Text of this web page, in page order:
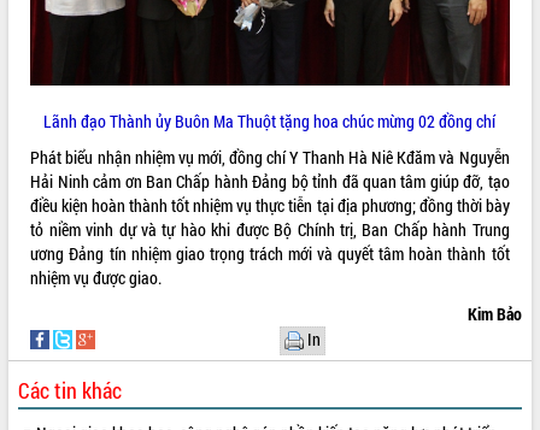
Lấy ý kiến điều chỉnh Quy hoạch tỉnh
Đắk Lắk thời kỳ 2021-2030, tầm nhìn
Phát động chiến dịch 30 ngày đêm
giải phóng mặt bằng Tuyến đường bộ
Đắk Lắk nỗ lực thúc đẩy tăng trưởng
kinh tế từ 10% trở lên trong Quý
II/2026
Đắk Lắk ký kết thỏa thuận hợp tác về
chuyển đổi số giai đoạn 2026 – 2030
Thứ trưởng Bộ Y tế làm việc với tỉnh
cho trạm y tế cấp xã
Lãnh đạo Thành ủy Buôn Ma Thuột tặng hoa chúc mừng 02 đồng chí
Phát biểu nhận nhiệm vụ mới, đồng chí Y Thanh Hà Niê Kđăm và Nguyễn
Hải Ninh cảm ơn Ban Chấp hành Đảng bộ tỉnh đã quan tâm giúp đỡ, tạo
điều kiện hoàn thành tốt nhiệm vụ thực tiễn tại địa phương; đồng thời bày
tỏ niềm vinh dự và tự hào khi được Bộ Chính trị, Ban Chấp hành Trung
ương Đảng tín nhiệm giao trọng trách mới và quyết tâm hoàn thành tốt
nhiệm vụ được giao.
Kim Bảo
In
Các tin khác